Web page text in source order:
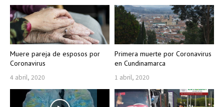
Muere pareja de esposos por
Coronavirus
4 abril, 2020
Primera muerte por Coronavirus
en Cundinamarca
1 abril, 2020